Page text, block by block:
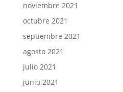
noviembre 2021
octubre 2021
septiembre 2021
agosto 2021
julio 2021
junio 2021